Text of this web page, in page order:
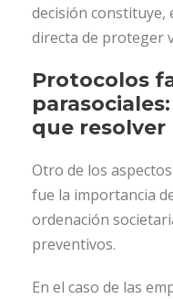
decisión constituye,
directa de proteger
Protocolos
que resolver
Otro de los
fue la importancia
ordenación
preventivos.
En el caso de las